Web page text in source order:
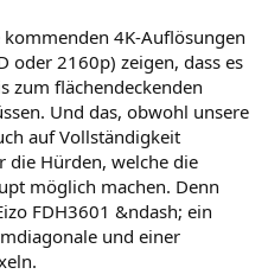
4K-Auflösungen
oder 2160p) zeigen, dass es
zum flächendeckenden
Und das, obwohl unsere
auf Vollständigkeit
die Hürden, welche die
möglich machen. Denn
FDH3601 &ndash; ein
und einer